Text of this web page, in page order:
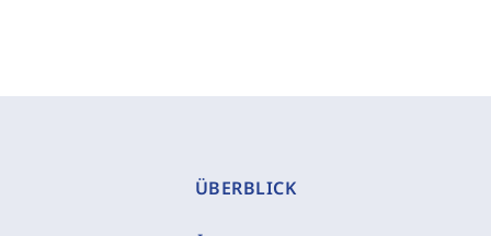
ÜBERBLICK